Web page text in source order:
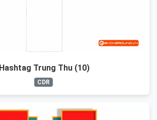
Hashtag Trung Thu (10)
CDR